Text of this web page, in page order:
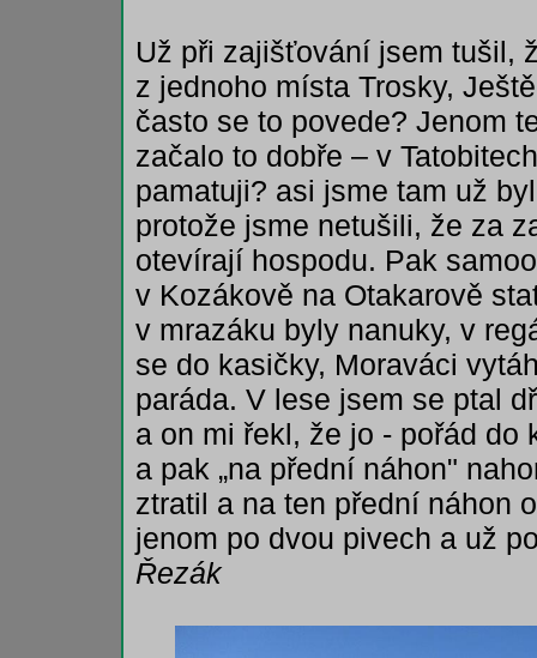
Už při zajišťování jsem tušil,
z jednoho místa Trosky,
často se to povede? Jenom
začalo to dobře – v
pamatuji? asi jsme tam už
protože jsme netušili, že za
otevírají hospodu. Pak
v Kozákově na Otakarově
v mrazáku byly nanuky, v
se do kasičky, Moraváci
paráda. V lese jsem se ptal
a on mi řekl, že jo - pořád do
a pak „na přední náhon"
ztratil a na ten přední náhon
jenom po dvou pivech a už
Řezák